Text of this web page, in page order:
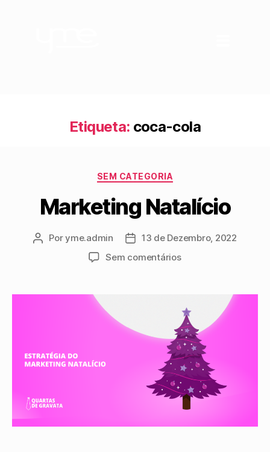
Etiqueta: coca-cola
SEM CATEGORIA
Marketing Natalício
Poryme.admin
13 de Dezembro, 2022
Sem comentários